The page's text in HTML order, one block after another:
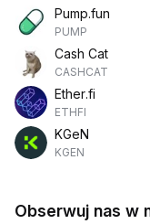
Pump.fun
PUMP
Cash Cat
CASHCAT
Ether.fi
ETHFI
KGeN
KGEN
Obserwuj nas w